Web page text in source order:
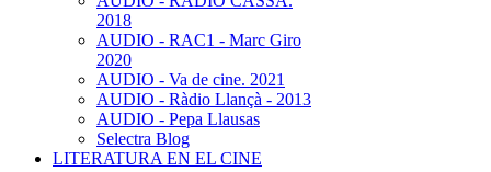
2018
AUDIO - RAC1 - Marc Giro
2020
AUDIO - Va de cine. 2021
AUDIO - Ràdio Llançà - 2013
AUDIO - Pepa Llausas
Selectra Blog
LITERATURA EN EL CINE